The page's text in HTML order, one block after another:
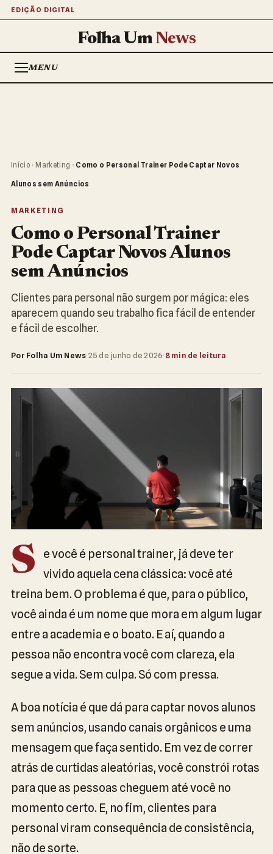
EDIÇÃO DIGITAL
Folha UmNews
MENU
Início › Marketing › Como o Personal Trainer Pode Captar Novos
Alunos sem Anúncios
MARKETING
Como o Personal Trainer
Pode Captar Novos Alunos
sem Anúncios
Clientes para personal não surgem por mágica: eles
aparecem quando seu trabalho fica fácil de entender
e fácil de escolher.
Por Folha Um News·25 de junho de 2026· 8 min de leitura
S
e você é personal trainer, já deve ter
vivido aquela cena clássica: você até
treina bem. O problema é que, para o público,
você ainda é um nome que mora em algum lugar
entre a academia e o boato. E aí, quando a
pessoa não encontra você com clareza, ela
segue a vida. Sem culpa. Só com pressa.
A boa notícia é que dá para captar novos alunos
sem anúncios, usando canais orgânicos e uma
mensagem que faça sentido. Em vez de correr
atrás de curtidas aleatórias, você constrói rotas
para que as pessoas cheguem até você no
momento certo. E, no fim, clientes para
personal viram consequência de consistência,
não de sorte.